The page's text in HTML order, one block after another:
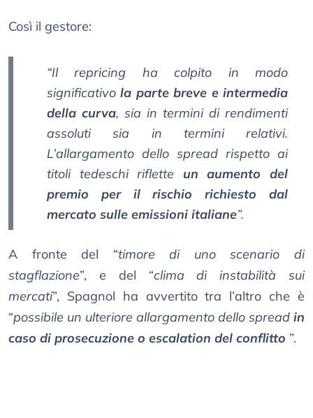
Così il gestore:
“Il repricing ha colpito in modo
significativola parte breve e intermedia
della curva, sia in termini di rendimenti
assoluti sia in termini relativi.
L’allargamento dello spread rispetto ai
titoli tedeschi riflette un aumento del
premio per il rischio richiesto dal
mercato sulle emissioni italiane”.
A fronte del “timore di uno scenario di
stagflazione”, e del “clima di instabilità sui
mercati”, Spagnol ha avvertito tra l’altro che è
“possibile un ulteriore allargamento dello spread in
caso di prosecuzione o escalation del conflitto ”.